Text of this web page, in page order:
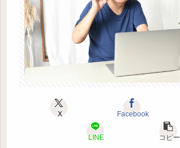
X Facebook
LINE コピー